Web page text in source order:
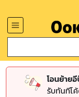
โอนย้าย
รับทันทีโ